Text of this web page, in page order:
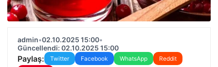
admin•02.10.2025 15:00•
Güncellendi: 02.10.2025 15:00
Paylaş: Twitter Facebook WhatsApp
Reddit